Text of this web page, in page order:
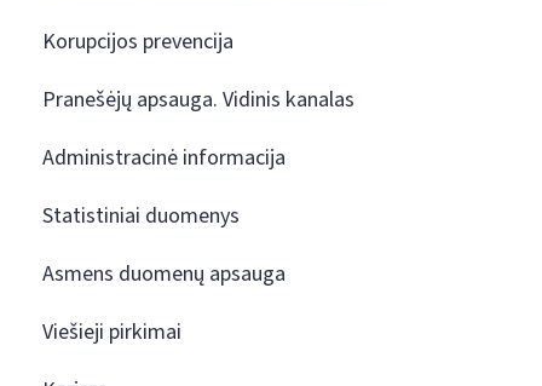
Korupcijos prevencija
Pranešėjų apsauga. Vidinis kanalas
Administracinė informacija
Statistiniai duomenys
Asmens duomenų apsauga
Viešieji pirkimai